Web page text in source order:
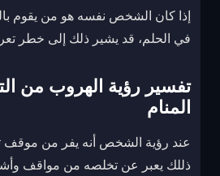
إذا كان الشخص نفسه هو من يقوم
في الحلم، قد يشير ذلك إلى خطر
تفسير رؤية الهروب من
المنام
عند رؤية الشخص أنه يفر من
ذللك يعبر عن تخلصه من مواقف